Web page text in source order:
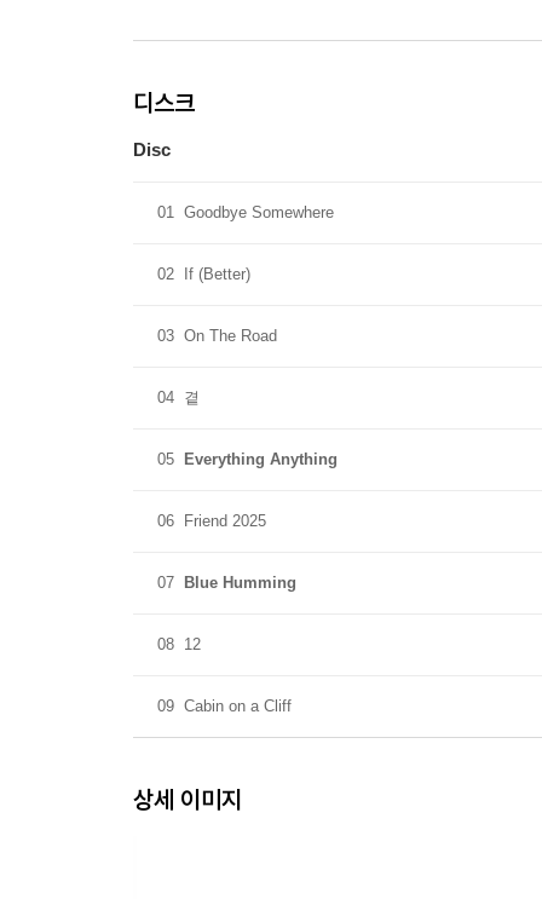
디스크
Disc
01 Goodbye Somewhere
02 If (Better)
03 On The Road
04 곁
05 Everything Anything
06 Friend 2025
07 Blue Humming
08 12
09 Cabin on a Cliff
상세 이미지